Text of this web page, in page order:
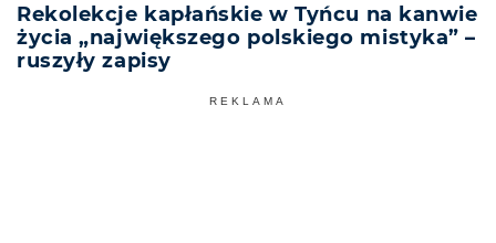
Rekolekcje kapłańskie w Tyńcu na kanwie
życia „największego polskiego mistyka” –
ruszyły zapisy
REKLAMA